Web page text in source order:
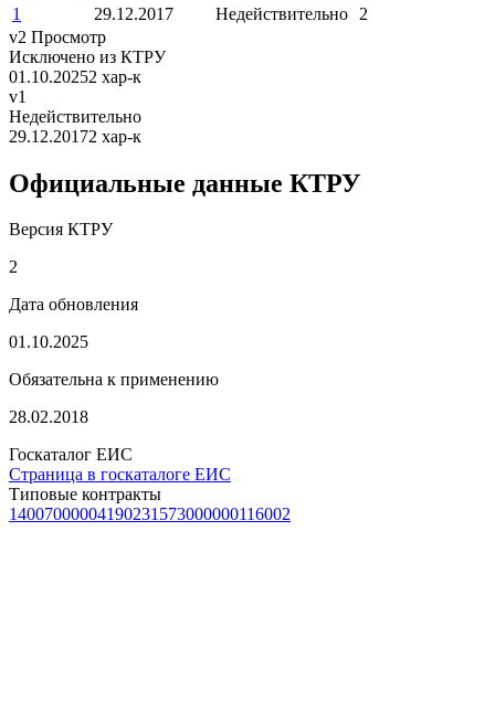
1
29.12.2017 Недействительно
2
v2 Просмотр
Исключено из КТРУ
01.10.20252 хар-к
v1
Недействительно
29.12.20172 хар-к
Официальные данные КТРУ
Версия КТРУ
2
Дата обновления
01.10.2025
Обязательна к применению
28.02.2018
Госкаталог ЕИС
Страница в госкаталоге ЕИС
Типовые контракты
14007000004190231573000000116002